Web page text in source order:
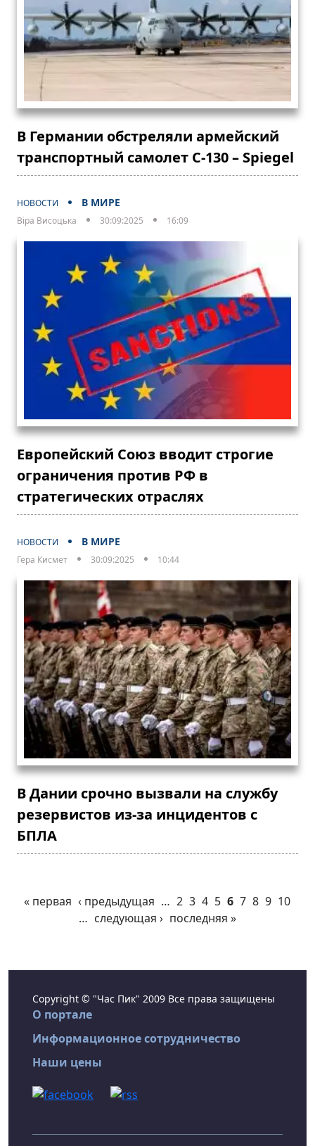
В Германии обстреляли армейский
транспортный самолет С-130 – Spiegel
НОВОСТИ В МИРЕ
Віра Висоцька 30:09:2025 16:09
Европейский Союз вводит строгие
ограничения против РФ в
стратегических отраслях
НОВОСТИ В МИРЕ
Гера Кисмет 30:09:2025 10:44
В Дании срочно вызвали на службу
резервистов из-за инцидентов с
БПЛА
« первая ‹ предыдущая … 2 3 4 5 6 7 8 9 10
… следующая › последняя »
Copyright © "Час Пик" 2009 Все права защищены
О портале
Информационное сотрудничество
Наши цены